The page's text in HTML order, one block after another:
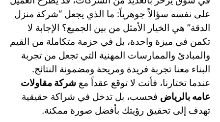
على نفسه سؤالاً جوهرياً: ما الذي يجعل “شركة منزل
الدقة” هي الخيار الأمثل من بين الجميع؟ الإجابة لا
تكمن في ميزة واحدة، بل في حزمة متكاملة من القيم
والمبادئ والممارسات المهنية التي تجعل من تجربة
البناء معنا تجربة فريدة ومريحة ومضمونة النتائج.
عندما تختارنا، فأنت لا توقع عقداً مع شركة مقاولات
عامه بالرياض فحسب، بل تدخل في شراكة حقيقية
تهدف إلى تحقيق رؤيتك بأفضل صورة ممكنة.